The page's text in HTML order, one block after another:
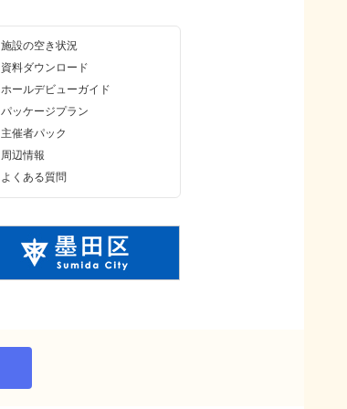
施設の空き状況
資料ダウンロード
ホールデビューガイド
パッケージプラン
主催者パック
周辺情報
よくある質問